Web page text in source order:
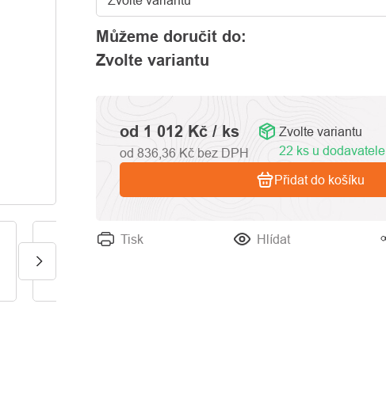
Můžeme doručit do:
Zvolte variantu
Tisk Hlídat
od 1 012 Kč / ks
od 836,36 Kč bez DPH
Zvolte variantu
22 ks u dodavatele
Přidat do košíku